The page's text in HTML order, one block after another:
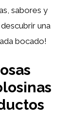
sabores y
una
bocado!